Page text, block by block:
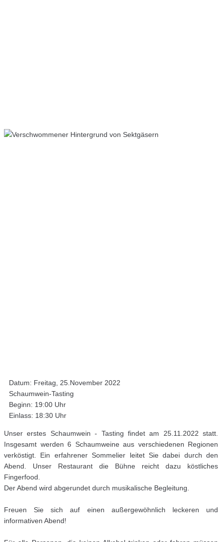
Datum: Freitag, 25.November 2022
Schaumwein-Tasting
Beginn: 19:00 Uhr
Einlass: 18:30 Uhr
Unser erstes Schaumwein - Tasting findet am 25.11.2022 statt.
Insgesamt werden 6 Schaumweine aus verschiedenen Regionen
verköstigt. Ein erfahrener Sommelier leitet Sie dabei durch den
Abend. Unser Restaurant die Bühne reicht dazu köstliches
Fingerfood.
Der Abend wird abgerundet durch musikalische Begleitung.
Freuen Sie sich auf einen außergewöhnlich leckeren und
informativen Abend!